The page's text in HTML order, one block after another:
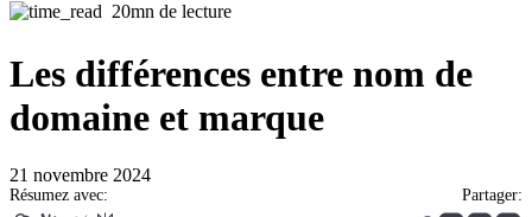
20mn de lecture
Les différences entre nom de
domaine et marque
21 novembre 2024
Résumez avec: Partager: